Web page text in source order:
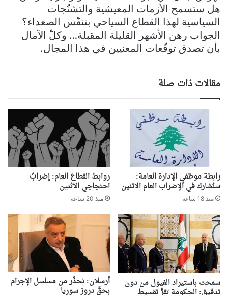
هل ستسمح الأزمات المعيشية والتشنّجات
السياسية لهذا القطاع السياحي بتنفّس الصعداء؟
الجواب رهن الأشهر القليلة المقبلة… وكلّ الآمال
بأن تصدق توقّعات المعنيين في هذا المجال.
مقالات ذات صلة
رابطة موظفي الإدارة العامة:
سنُشارك في الإضراب العام الاثنين
منذ 18 ساعة
روابط القطاع العام: إضرابٌ
احتجاجي الاثنين
منذ 20 ساعة
سمحت باستيراد الفيول من دون أرسلان: نحذّر من مسلسل الإجرام
بحقّ دروز سوريا